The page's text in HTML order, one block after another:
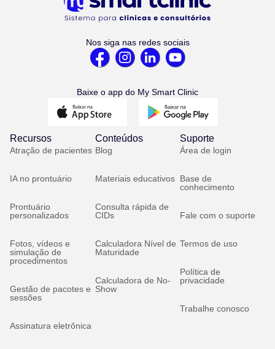
Nos siga nas redes sociais
Baixe o app do My Smart Clinic
Recursos
Atração de pacientes
IA no prontuário
Prontuário
personalizados
Fotos, vídeos e
simulação de
procedimentos
Gestão de pacotes e
sessões
Assinatura eletrônica
Conteúdos
Blog
Materiais educativos
Consulta rápida de
CIDs
Calculadora Nível de
Maturidade
Calculadora de No-
Show
Suporte
Área de login
Base de
conhecimento
Fale com o suporte
Termos de uso
Política de
privacidade
Trabalhe conosco